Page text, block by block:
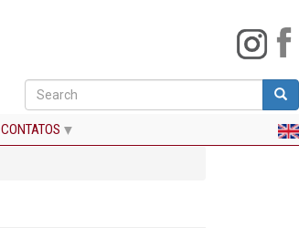
Buscar
Search
CONTATOS